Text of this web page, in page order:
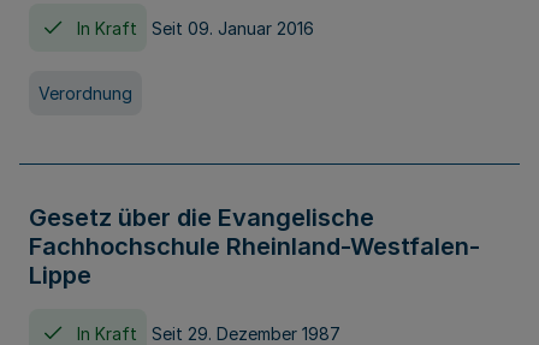
In Kraft Seit 09. Januar 2016
Verordnung
Gesetz über die Evangelische
Fachhochschule Rheinland-Westfalen-
Lippe
In Kraft Seit 29. Dezember 1987